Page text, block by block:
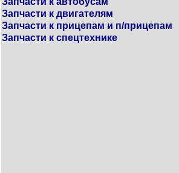
Запчасти к двигателям
Запчасти к прицепам и п/прицепам
Запчасти к спецтехнике